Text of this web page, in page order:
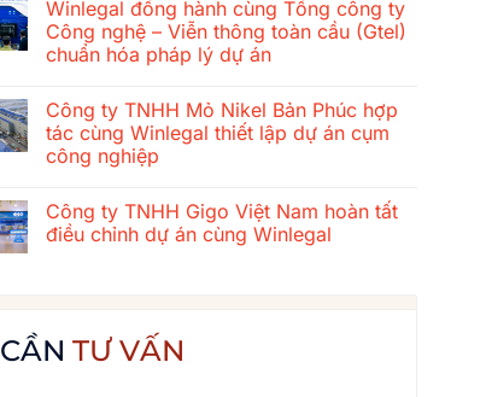
mùa
hè
2026
của
Winlegal:
Cửa
Lò
–
–
Quê
Bác
bình
luận
ở
Tổng
xây
dựng
cơ
khí
Thăng
hóa
hệ
thống
Winlegal đồng hành cùng Tổng công ty
Công nghệ – Viễn thông toàn cầu (Gtel)
chuẩn hóa pháp lý dự án
bình
luận
ở
Winlegal
cùng
Tổng
công
toàn
cầu
Công ty TNHH Mỏ Nikel Bản Phúc hợp
tác cùng Winlegal thiết lập dự án cụm
công nghiệp
bình
luận
ở
Bản
Phúc
Công ty TNHH Gigo Việt Nam hoàn tất
điều chỉnh dự án cùng Winlegal
Công
ty
CẦNTƯ VẤN